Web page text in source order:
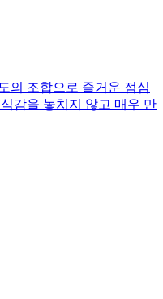
의 조합으로 즐거운 점심
감을 놓치지 않고 매우 만